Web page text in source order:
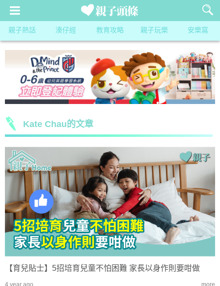
親子熱話 湊仔經 教育攻略 親子玩樂 安樂窩
Kate Chau的文章
【育兒貼士】5招培育兒童不怕困難 家長以身作則要咁做